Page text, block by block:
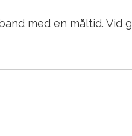
med en måltid. Vid